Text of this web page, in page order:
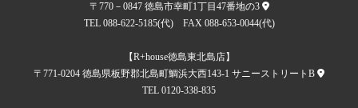
〒770－0847 徳島市幸町1丁目47番地の3
TEL 088-622-5185(代) FAX 088-653-0044(代)
【R+house徳島東北島店】
〒771-0204 徳島県板野郡北島町鯛浜大西143-1 サニーストリートB
TEL 0120-338-835